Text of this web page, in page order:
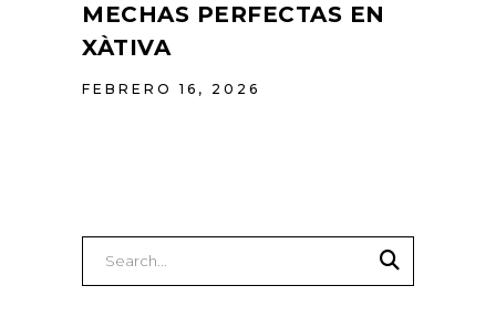
MECHAS PERFECTAS EN
XÀTIVA
FEBRERO 16, 2026